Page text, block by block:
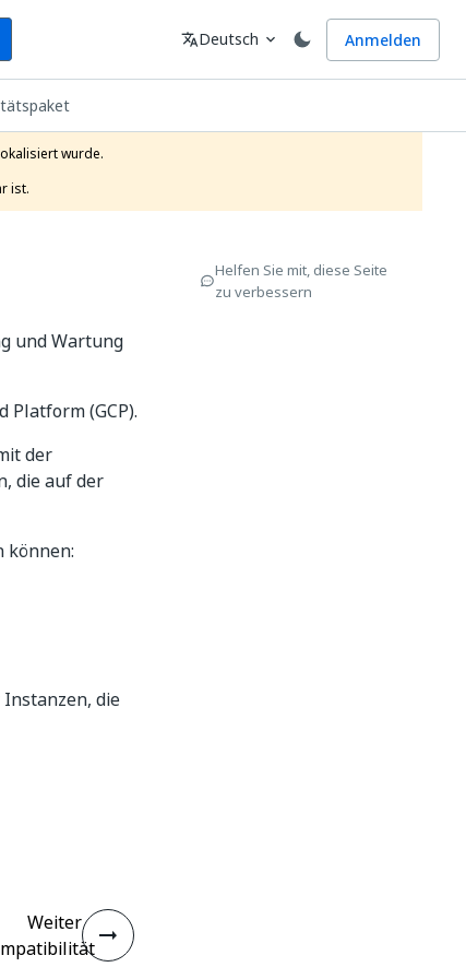
Sprache
translateDeutsch expand_more Anmelden
wurde.
ist.
und Wartung
Platform (GCP).
der
die auf der
können:
die
Helfen Sie mit, diese Seite
zu verbessern
Weiter